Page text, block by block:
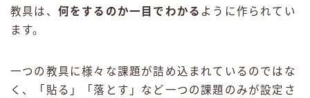
教具は、 何をするのか一目でわかる ように作られてい
ます。
一つの教具に様々な課題が詰め込まれているのではな
く、「貼る」「落とす」など一つの課題のみが設定さ